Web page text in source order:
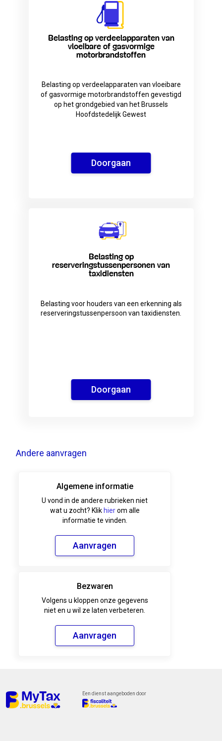
Belasting op verdeelapparaten van
vloeibare of gasvormige
motorbrandstoffen
Belasting op verdeelapparaten van vloeibare
of gasvormige motorbrandstoffen gevestigd
op het grondgebied van het Brussels
Hoofdstedelijk Gewest
Doorgaan
Belasting op
reserveringstussenpersonen van
taxidiensten
Belasting voor houders van een erkenning als
reserveringstussenpersoon van taxidiensten.
Doorgaan
Andere aanvragen
Algemene informatie
U vond in de andere rubrieken niet
wat u zocht? Klik hierom alle
informatie te vinden.
Aanvragen
Bezwaren
Volgens u kloppen onze gegevens
niet en u wil ze laten verbeteren.
Aanvragen
Een dienst aangeboden door